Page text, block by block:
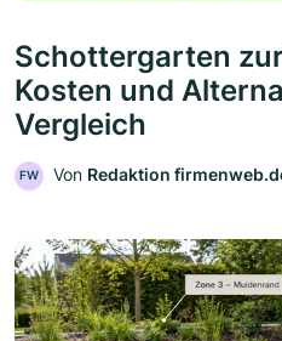
Schottergarten
Kosten und
Vergleich
FW Von Redaktion